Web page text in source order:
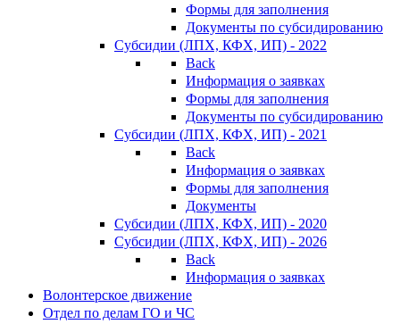
Формы для заполнения
Документы по субсидированию
Субсидии (ЛПХ, КФХ, ИП) - 2022
Back
Информация о заявках
Формы для заполнения
Документы по субсидированию
Субсидии (ЛПХ, КФХ, ИП) - 2021
Back
Информация о заявках
Формы для заполнения
Документы
Субсидии (ЛПХ, КФХ, ИП) - 2020
Субсидии (ЛПХ, КФХ, ИП) - 2026
Back
Информация о заявках
Волонтерское движение
Отдел по делам ГО и ЧС